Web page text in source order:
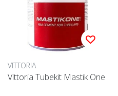
VITTORIA
Vittoria Tubekit Mastik One